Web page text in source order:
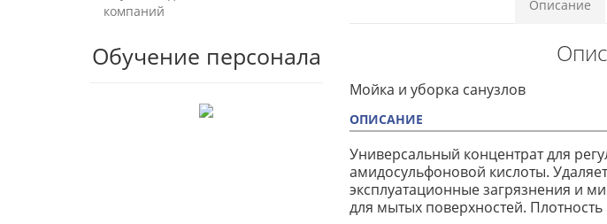
компаний
Обучение персонала
Описание
Мойка и уборка санузлов
ОПИСАНИЕ
Универсальный концентрат для
амидосульфоновой кислоты.
эксплуатационные загрязнения и
для мытых поверхностей.